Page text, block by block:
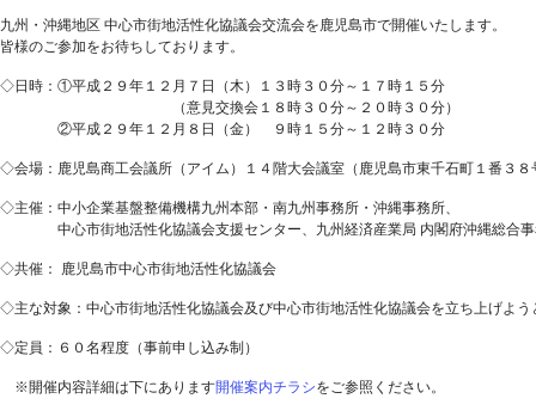
九州・沖縄地区 中心市街地活性化協議会交流会を鹿児島市で開催いたします。
皆様のご参加をお待ちしております。
◇日時：①平成２９年１２月７日（木）１３時３０分～１７時１５分
（意見交換会１８時３０分～２０時３０分）
②平成２９年１２月８日（金） ９時１５分～１２時３０分
◇会場：鹿児島商工会議所（アイム）１４階大会議室（鹿児島市東千石町１番３８
◇主催：中小企業基盤整備機構九州本部・南九州事務所・沖縄事務所、
中心市街地活性化協議会支援センター、九州経済産業局 内閣府沖縄総合事
◇共催： 鹿児島市中心市街地活性化協議会
◇主な対象：中心市街地活性化協議会及び中心市街地活性化協議会を立ち上げよ
◇定員：６０名程度（事前
※開催内容詳細は下にあります開催案内チラシをご参照ください。